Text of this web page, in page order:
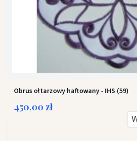
Obrus ołtarzowy haftowany - IHS (59)
450,00 zł